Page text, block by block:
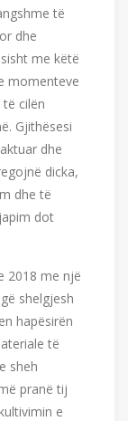
të
dhe
me këtë
momenteve
cilën
Gjithësesi
dhe
dicka,
dhe të
dot
2018 me një
shelgjesh
hapësirën
të
sheh
pranë tij
e